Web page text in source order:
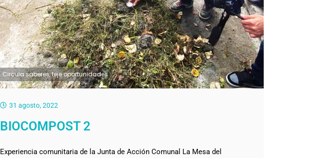
Circula saberes, teje oportunidades
31 agosto, 2022
BIOCOMPOST 2
Experiencia comunitaria de la Junta de Acción Comunal La Mesa del